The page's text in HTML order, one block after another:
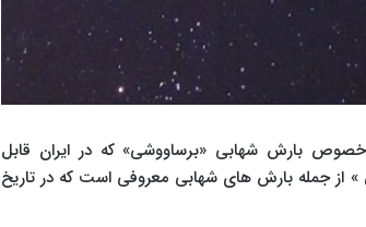
بارش شهابی «برساووشی» که در ایران قابل
جمله بارش های شهابی معروفی است که در تاریخ